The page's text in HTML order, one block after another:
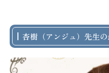
杏樹（アンジュ）先生